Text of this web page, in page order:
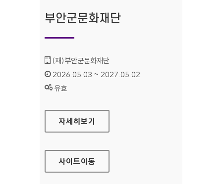
부안군문화재단
기관명 :
(재)부안군문화재단
인증기간 :
2026.05.03 ~ 2027.05.02
상태 :
유효
부안군문화재단
자세히보기
사이트이동